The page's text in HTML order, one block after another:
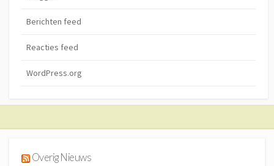
Berichten feed
Reacties feed
WordPress.org
Overig Nieuws